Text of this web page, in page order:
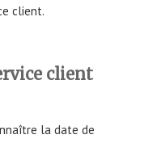
client.
client
la date de